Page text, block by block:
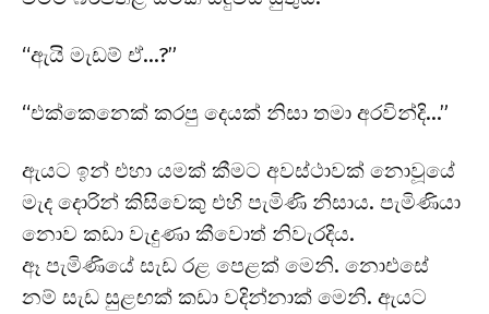
“ඇයි මැඩම් ඒ…?”
“එක්කෙනෙක් කරපු දෙයක් නිසා තමා අරවින්දි…”
ඇයට ඉන් එහා යමක් කීමට අවස්ථාවක් නොවූයේ
මැද දොරින් කිසිවෙකු එහි පැමිණි නිසාය. පැමිණියා
නොව කඩා වැදුණා කීවොත් නිවැරදිය.
ඈ පැමිණියේ සැඩ රළ පෙළක් මෙනි. නොඑසේ
නම් සැඩ සුළඟක් කඩා වදින්නාක් මෙනි. ඇයට